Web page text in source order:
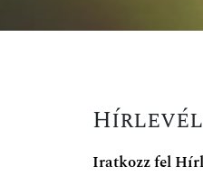
Hírlevél
Iratkozz fel